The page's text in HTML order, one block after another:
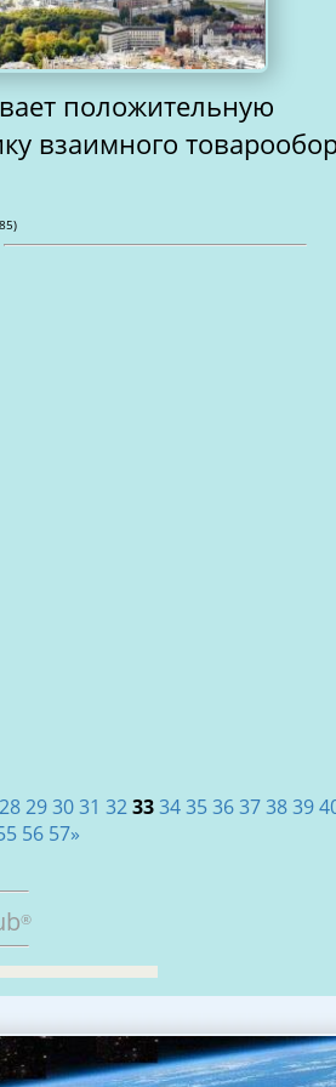
положительную
взаимного
28293031 3233343536373839
56 57»
®